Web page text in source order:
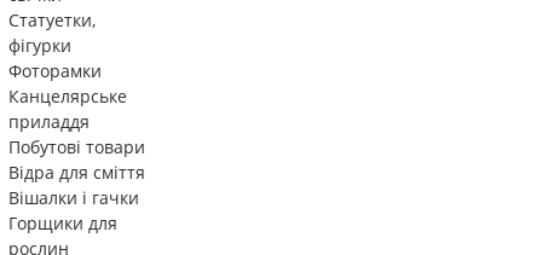
Статуетки,
фігурки
Фоторамки
Канцелярське
приладдя
Побутові товари
Відра для сміття
Вішалки і гачки
Горщики для
рослин